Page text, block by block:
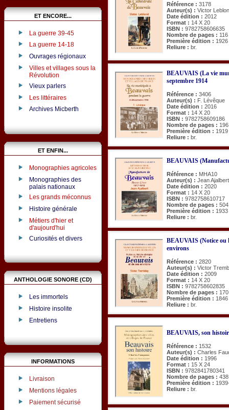
ET ENCORE...
La guerre 39-45
La guerre 14-18
Ouvrages régionaux
Villes et villages sous la
Révolution
Vieux parlers
Les littéraires
Archives Micberth
ET ENFIN...
Monographies agricoles
Monographies des
palais nationaux
Les grands méconnus
Histoire générale
Métiers d'hier et
d'aujourd'hui
Curiosités et divers
ANTHOLOGIE SONORE (CD)
Les immortels
Histoire insolite
Entretiens
INFORMATIONS
Livraison
Mentions légales
Paiement sécurisé
Référence : 3178
Auteur(s) : Victor
Date édition : 2012
Format : 14 X 20
ISBN : 9782758606635
Nombre de pages : 116
Première édition : 1926
Reliure : br.
BEAUVAIS (La vie
septembre 1914
Référence : 3406
Auteur(s) : F. Lévêque
Date édition : 2016
Format : 14 X 20
ISBN : 9782758609186
Nombre de pages : 196
Première édition : 1919
Reliure : br.
BEAUVAIS
Référence : MHA10
Auteur(s) : Jean Ajalbert
Date édition : 2020
Format : 14 X 20
ISBN : 9782758610717
Nombre de pages : 504
Première édition : 1933
Reliure : br.
BEAUVAIS (Notice ou
environs
Référence : 2820
Auteur(s) : Victor
Date édition : 2009
Format : 14 X 20
ISBN : 9782758602835
Nombre de pages : 170
Première édition : 1846
Reliure : br.
BEAUVAIS, son
Référence : 1532
Auteur(s) : Charles
Date édition : 1996
Format : 15 X 24
ISBN : 9782841780341
Nombre de pages : 438
Première édition :
Reliure : br.